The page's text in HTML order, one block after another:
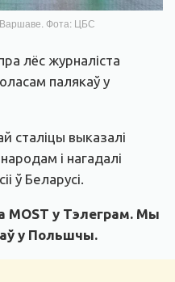
Фота: ЦБС
лёс журналіста
палякаў у
сталіцы выказалі
і нагадалі
ў Беларусі.
MOST у Тэлеграм. Мы
у Польшчы.